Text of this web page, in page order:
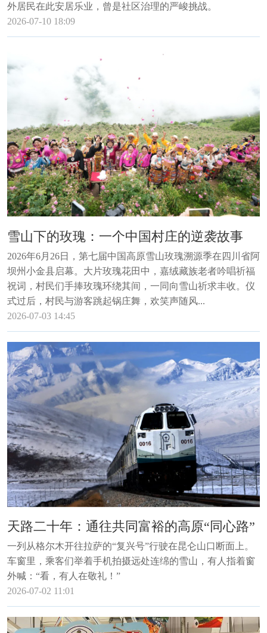
外居民在此安居乐业，曾是社区治理的严峻挑战。
2026-07-10 18:09
雪山下的玫瑰：一个中国村庄的逆袭故事
2026年6月26日，第七届中国高原雪山玫瑰溯源季在四川省阿
坝州小金县启幕。大片玫瑰花田中，嘉绒藏族老者吟唱祈福
祝词，村民们手捧玫瑰环绕其间，一同向雪山祈求丰收。仪
式过后，村民与游客跳起锅庄舞，欢笑声随风...
2026-07-03 14:45
天路二十年：通往共同富裕的高原“同心路”
一列从格尔木开往拉萨的“复兴号”行驶在昆仑山口断面上。
车窗里，乘客们举着手机拍摄远处连绵的雪山，有人指着窗
外喊：“看，有人在敬礼！”
2026-07-02 11:01